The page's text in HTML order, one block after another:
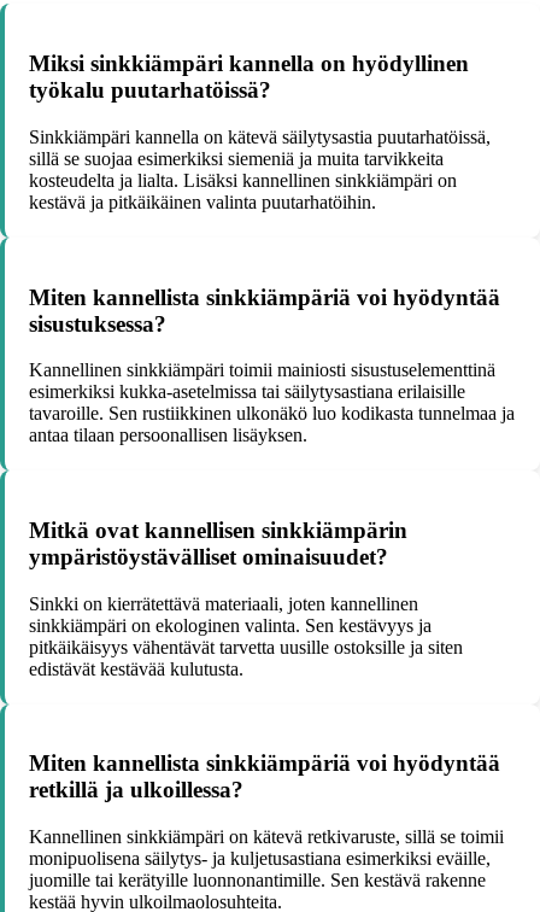
Miksi sinkkiämpäri kannella on hyödyllinen
työkalu puutarhatöissä?
Sinkkiämpäri kannella on kätevä säilytysastia puutarhatöissä,
sillä se suojaa esimerkiksi siemeniä ja muita tarvikkeita
kosteudelta ja lialta. Lisäksi kannellinen sinkkiämpäri on
kestävä ja pitkäikäinen valinta puutarhatöihin.
Miten kannellista sinkkiämpäriä voi hyödyntää
sisustuksessa?
Kannellinen sinkkiämpäri toimii mainiosti sisustuselementtinä
esimerkiksi kukka-asetelmissa tai säilytysastiana erilaisille
tavaroille. Sen rustiikkinen ulkonäkö luo kodikasta tunnelmaa ja
antaa tilaan persoonallisen lisäyksen.
Mitkä ovat kannellisen sinkkiämpärin
ympäristöystävälliset ominaisuudet?
Sinkki on kierrätettävä materiaali, joten kannellinen
sinkkiämpäri on ekologinen valinta. Sen kestävyys ja
pitkäikäisyys vähentävät tarvetta uusille ostoksille ja siten
edistävät kestävää kulutusta.
Miten kannellista sinkkiämpäriä voi hyödyntää
retkillä ja ulkoillessa?
Kannellinen sinkkiämpäri on kätevä retkivaruste, sillä se toimii
monipuolisena säilytys- ja kuljetusastiana esimerkiksi eväille,
juomille tai kerätyille luonnonantimille. Sen kestävä rakenne
kestää hyvin ulkoilmaolosuhteita.